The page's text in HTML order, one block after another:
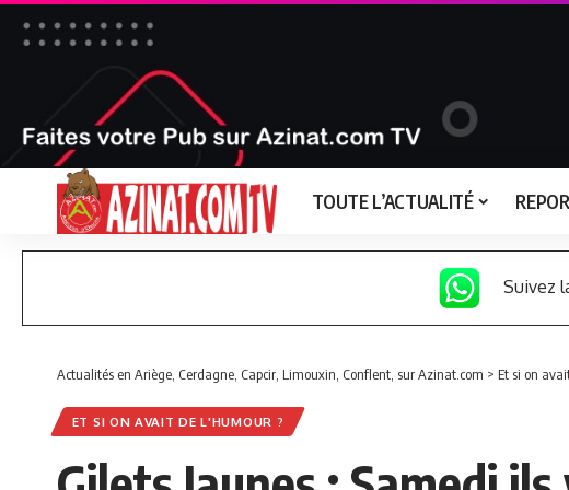
TOUTE L’ACTUALITÉ
Suivez
Actualités en Ariège, Cerdagne, Capcir, Limouxin, Conflent, sur Azinat.com > Et si on
ET SI ON AVAIT DE L'HUMOUR ?